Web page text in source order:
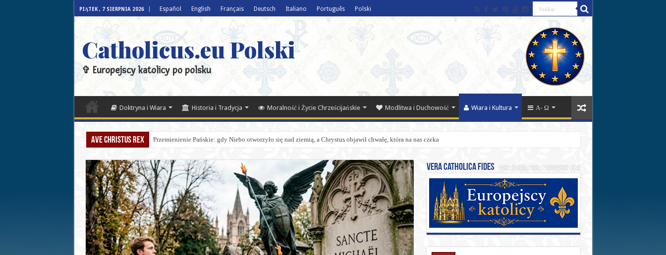
PIĄTEK , 7 SIERPNIA 2026 Español English Français Deutsch Italiano Português Polski
Catholicus.eu Polski
✞ Europejscy katolicy po polsku
Doktryna i Wiara Historia i Tradycja Moralność i Życie Chrześcijańskie Modlitwa i Duchowość Wiara i Kultura Α- Ω
Ave Christus Rex Przemienienie Pańskie: gdy Niebo otworzyło się nad ziemią, a Chrystus objawił chwałę, która na nas czeka
Vera catholica fides